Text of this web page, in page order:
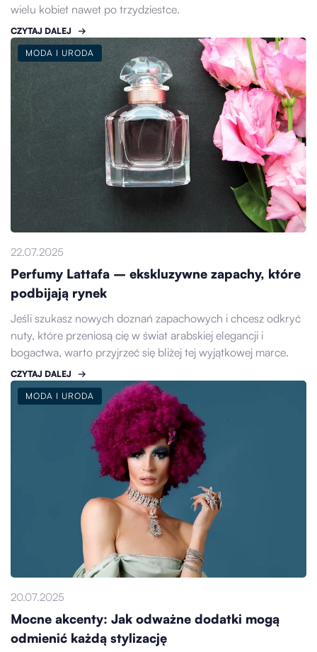
wielu kobiet nawet po trzydziestce.
CZYTAJ DALEJ
MODA I URODA
22.07.2025
Perfumy Lattafa – ekskluzywne zapachy, które
podbijają rynek
Jeśli szukasz nowych doznań zapachowych i chcesz odkryć
nuty, które przeniosą cię w świat arabskiej elegancji i
bogactwa, warto przyjrzeć się bliżej tej wyjątkowej marce.
CZYTAJ DALEJ
MODA I URODA
20.07.2025
Mocne akcenty: Jak odważne dodatki mogą
odmienić każdą stylizację